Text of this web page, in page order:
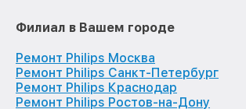
Филиал в Вашем городе
Ремонт Philips Москва
Ремонт Philips Санкт-Петербург
Ремонт Philips Краснодар
Ремонт Philips Ростов-на-Дону